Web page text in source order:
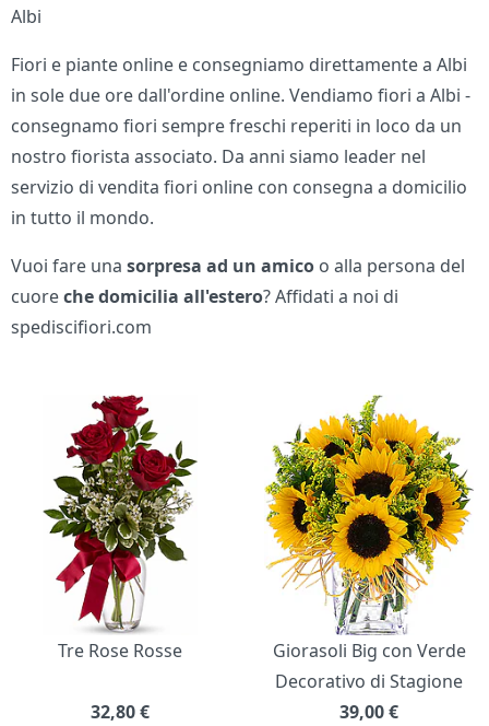
Albi
Fiori e piante online e consegniamo direttamente a Albi
in sole due ore dall'ordine online. Vendiamo fiori a Albi -
consegnamo fiori sempre freschi reperiti in loco da un
nostro fiorista associato. Da anni siamo leader nel
servizio di vendita fiori online con consegna a domicilio
in tutto il mondo.
Vuoi fare unasorpresa ad un amico o alla persona del
cuoreche domicilia all'estero? Affidati a noi di
spediscifiori.com
Bouquet di fiori
Tre Rose Rosse
32,80€
Giorasoli Big con Verde
Decorativo di Stagione
39,00€